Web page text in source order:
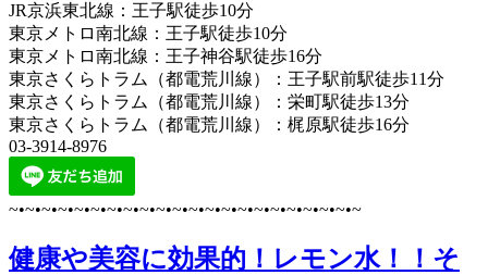
JR京浜東北線：王子駅徒歩10分
東京メトロ南北線：王子駅徒歩10分
東京メトロ南北線：王子神谷駅徒歩16分
東京さくらトラム（都電荒川線）：王子駅前駅徒歩11分
東京さくらトラム（都電荒川線）：栄町駅徒歩13分
東京さくらトラム（都電荒川線）：梶原駅徒歩16分
03-3914-8976
~•~•~•~•~•~•~•~•~•~•~•~•~•~•~•~•~•~•~•~•~•~
健康や美容に効果的！レモン水！！そ